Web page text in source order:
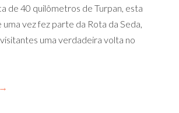
de 40 quilômetros de Turpan, esta
uma vez fez parte da Rota da Seda,
uma verdadeira volta no
→